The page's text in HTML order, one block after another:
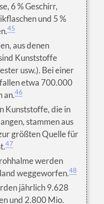
6 % Geschirr,
und 5 %
45
aus denen
Kunststoffe
usw.). Bei einer
etwa 700.000
an.46
Kunststoffe, die in
stammen aus
größten Quelle für
47
werden
weggeworfen.48
jährlich 9.628
und 2.800 Mio.